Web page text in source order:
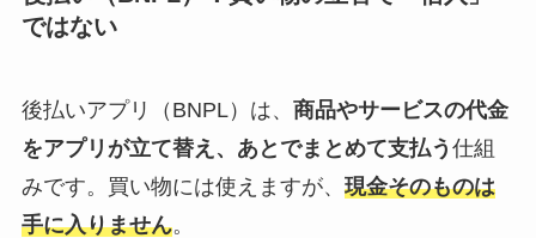
ではない
後払いアプリ（BNPL）は、 商品やサービスの代金
をアプリが立て替え、あとでまとめて支払う 仕組
みです。買い物には使えますが、 現金そのものは
手に入りません。